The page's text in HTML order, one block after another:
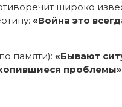
широко
«Война это
памяти): «Бывают